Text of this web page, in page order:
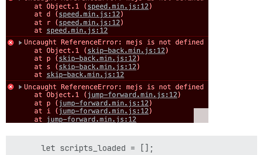
      let scripts_loaded = [];